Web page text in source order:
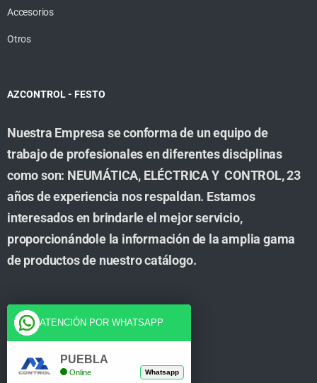
Accesorios
Otros
AZCONTROL - FESTO
Nuestra Empresa se conforma de un equipo de
trabajo de profesionales en diferentes disciplinas
como son: NEUMÁTICA, ELÉCTRICA Y CONTROL, 23
años de experiencia nos respaldan. Estamos
interesados en brindarle el mejor servicio,
proporcionándole la información de la amplia gama
de productos de nuestro catálogo.
Cuenta
Tienda
ATENCIÓN POR WHATSAPP
PUEBLA
Online Whatsapp